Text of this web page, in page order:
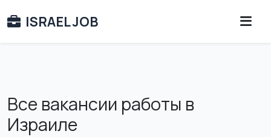
ISRAEL JOB
Все вакансии работы в
Израиле